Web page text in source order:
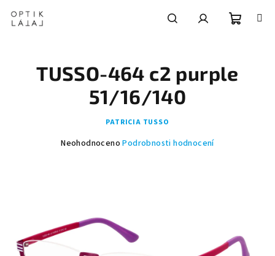
obsah
košík
TUSSO-464 c2 purple
51/16/140
PATRICIA TUSSO
Průměrné
hvězdiček.
Neohodnoceno Podrobnosti hodnocení